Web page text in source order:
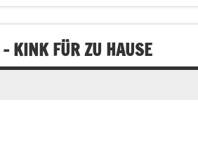
KINK FÜR ZU HAUSE